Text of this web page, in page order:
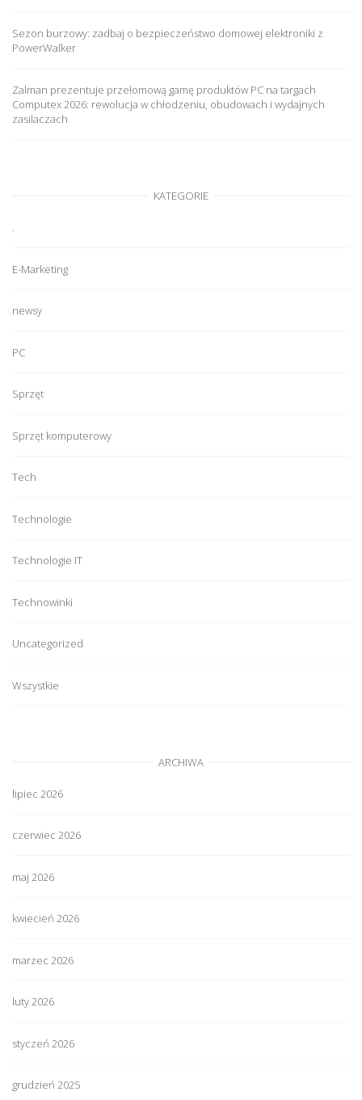
Sezon burzowy: zadbaj o bezpieczeństwo domowej elektroniki z
PowerWalker
Zalman prezentuje przełomową gamę produktów PC na targach
Computex 2026: rewolucja w chłodzeniu, obudowach i wydajnych
zasilaczach
KATEGORIE
.
E-Marketing
newsy
PC
Sprzęt
Sprzęt komputerowy
Tech
Technologie
Technologie IT
Technowinki
Uncategorized
Wszystkie
ARCHIWA
lipiec 2026
czerwiec 2026
maj 2026
kwiecień 2026
marzec 2026
luty 2026
styczeń 2026
grudzień 2025